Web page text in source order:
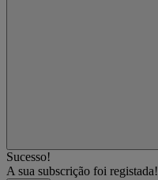
Sucesso!
A sua subscrição foi registada!